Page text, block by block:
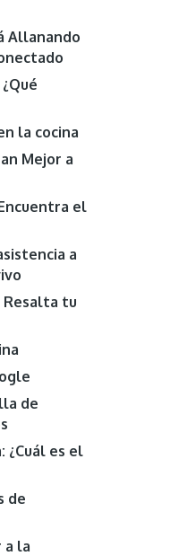
Allanando
la cocina
Mejor a
el
a
Resalta tu
de
¿Cuál es el
de
a la